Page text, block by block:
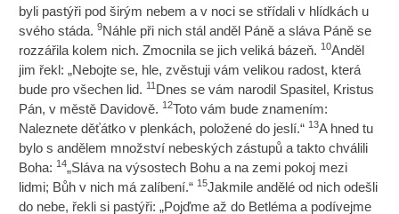
byli pastýři pod širým nebem a v noci se střídali v hlídkách u
svého stáda.9Náhle při nich stál anděl Páně a sláva Páně se
rozzářila kolem nich. Zmocnila se jich veliká bázeň.10Anděl
jim řekl: „Nebojte se, hle, zvěstuji vám velikou radost, která
bude pro všechen lid.11 Dnes se vám narodil Spasitel, Kristus
Pán, v městě Davidově.12Toto vám bude znamením:
Naleznete děťátko v plenkách, položené do jeslí.“13A hned tu
bylo s andělem množství nebeských zástupů a takto chválili
Boha:14„Sláva na výsostech Bohu a na zemi pokoj mezi
lidmi; Bůh v nich má zalíbení.“15Jakmile andělé od nich odešli
do nebe, řekli si pastýři: „Pojďme až do Betléma a podívejme